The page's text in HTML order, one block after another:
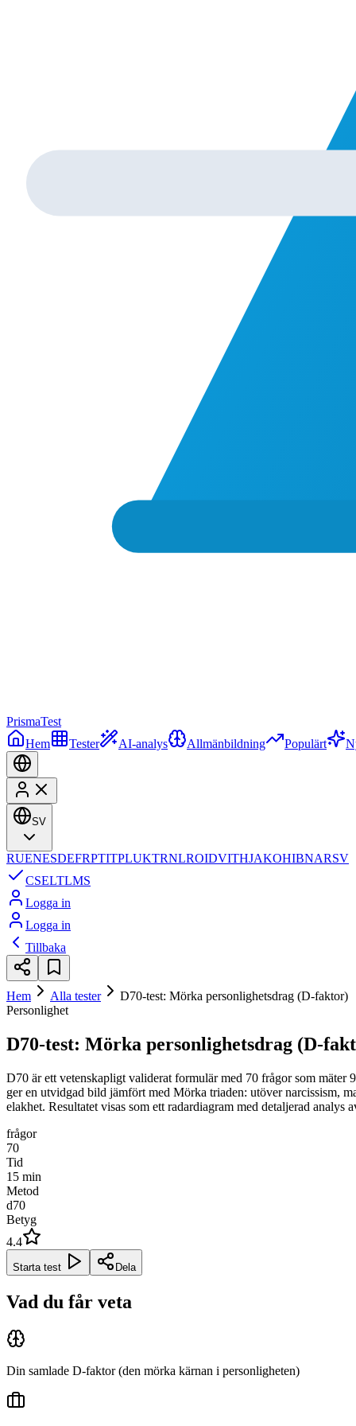
PrismaTest
Hem
Tester AI-analys Allmänbildning Populärt
SV
RUENESDEFRPTITPLUKTRNLROIDVITHJAKOHIBNARSV
CSELTLMS
Logga in
Logga in
Tillbaka
Hem Alla tester
D70-test: Mörka personlighetsdrag (D-faktor)
Personlighet
D70-test: Mörka personlighetsdrag (D-
D70 är ett vetenskapligt validerat formulär med 70 frågor som
ger en utvidgad bild jämfört med Mörka triaden: utöver narcissism,
elakhet. Resultatet visas som ett radardiagram med detaljerad analys
frågor
70
Tid
15 min
Metod
d70
Betyg
4.4
Starta test Dela
Vad du får veta
Din samlade D-faktor (den mörka kärnan i personligheten)